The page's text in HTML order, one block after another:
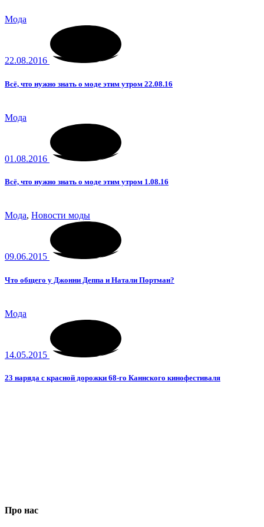
Мода
22.08.2016
Всё, что нужно знать о моде этим утром 22.08.16
Мода
01.08.2016
Всё, что нужно знать о моде этим утром 1.08.16
Мода, Новости моды
09.06.2015
Что общего у Джонни Деппа и Натали Портман?
Мода
14.05.2015
23 наряда с красной дорожки 68-го Каннского кинофестиваля
Про нас